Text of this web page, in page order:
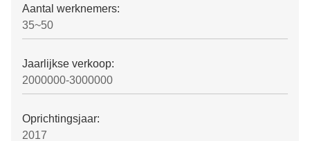
Aantal werknemers:
35~50
Jaarlijkse verkoop:
2000000-3000000
Oprichtingsjaar:
2017